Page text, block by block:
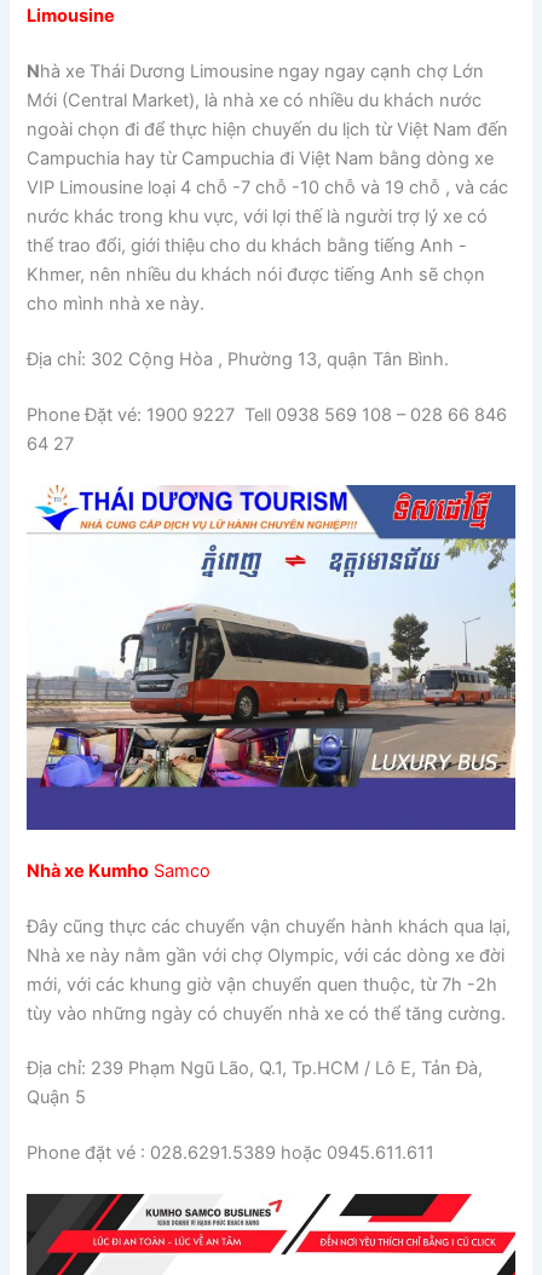
Limousine
Nhà xe Thái Dương Limousine ngay ngay cạnh chợ Lớn
Mới (Central Market), là nhà xe có nhiều du khách nước
ngoài chọn đi để thực hiện chuyến du lịch từ Việt Nam đến
Campuchia hay từ Campuchia đi Việt Nam bằng dòng xe
VIP Limousine loại 4 chỗ -7 chỗ -10 chỗ và 19 chỗ , và các
nước khác trong khu vực, với lợi thế là người trợ lý xe có
thể trao đổi, giới thiệu cho du khách bằng tiếng Anh -
Khmer, nên nhiều du khách nói được tiếng Anh sẽ chọn
cho mình nhà xe này.
Địa chỉ: 302 Cộng Hòa , Phường 13, quận Tân Bình.
Phone Đặt vé: 1900 9227 Tell 0938 569 108 – 028 66 846
64 27
Nhà xe Kumho Samco
Đây cũng thực các chuyển vận chuyển hành khách qua lại,
Nhà xe này nằm gần với chợ Olympic, với các dòng xe đời
mới, với các khung giờ vận chuyển quen thuộc, từ 7h -2h
tùy vào những ngày có chuyến nhà xe có thể tăng cường.
Địa chỉ: 239 Phạm Ngũ Lão, Q.1, Tp.HCM / Lô E, Tản Đà,
Quận 5
Phone đặt vé : 028.6291.5389 hoặc 0945.611.611